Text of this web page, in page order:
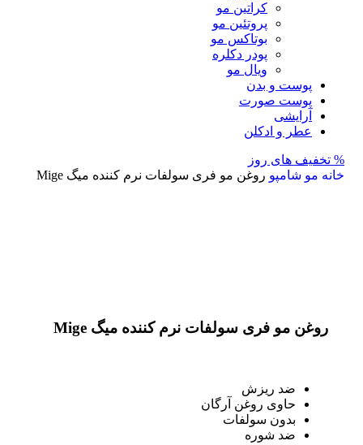
کراتین مو
پروتئین مو
بوتاکس مو
پودر دکلره
ویال مو
پوست و بدن
پوست صورت
آرایشی
عطر و ادکلن
% تخفیف های روز
خانه مو شامپو روغن مو فری سولفات نرم کننده میگ Mige
روغن مو فری سولفات نرم کننده میگ Mige
ضد ریزش
حاوی روغن آرگان
بدون سولفات
ضد شوره